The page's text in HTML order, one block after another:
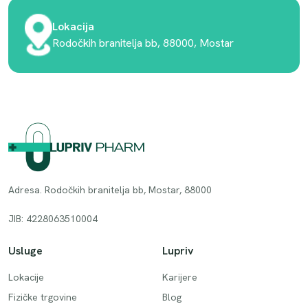
Lokacija
Rodočkih branitelja bb, 88000, Mostar
Adresa. Rodočkih branitelja bb, Mostar, 88000
JIB: 4228063510004
Usluge
Lokacije
Fizičke trgovine
Lupriv
Karijere
Blog